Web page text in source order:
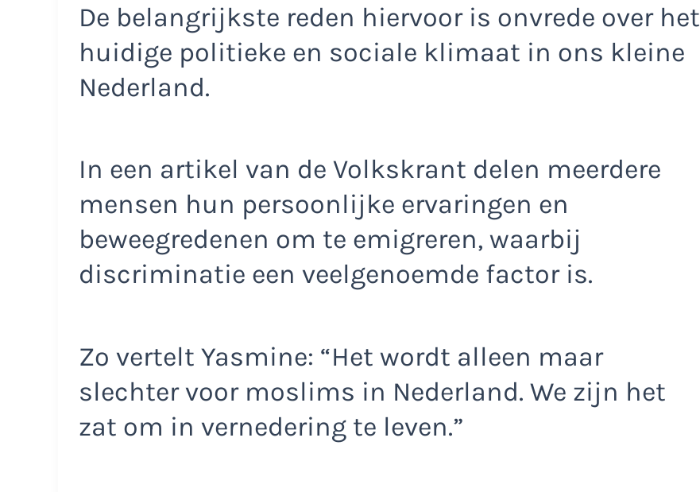
De belangrijkste reden hiervoor is onvrede over het
huidige politieke en sociale klimaat in ons kleine
Nederland.
In een artikel van de Volkskrant delen meerdere
mensen hun persoonlijke ervaringen en
beweegredenen om te emigreren, waarbij
discriminatie een veelgenoemde factor is.
Zo vertelt Yasmine: “Het wordt alleen maar
slechter voor moslims in Nederland. We zijn het
zat om in vernedering te leven.”